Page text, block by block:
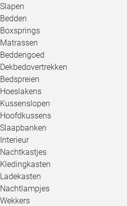
Slapen
Bedden
Boxsprings
Matrassen
Beddengoed
Dekbedovertrekken
Bedspreien
Hoeslakens
Kussenslopen
Hoofdkussens
Slaapbanken
Interieur
Nachtkastjes
Kledingkasten
Ladekasten
Nachtlampjes
Wekkers